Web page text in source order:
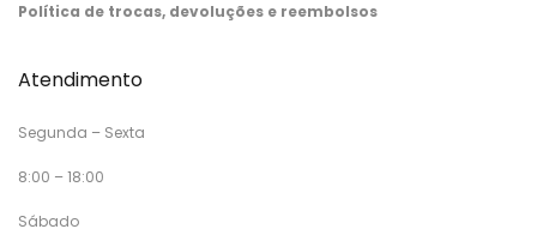
Política de trocas, devoluções e reembolsos
Atendimento
Segunda – Sexta
8:00 – 18:00
Sábado